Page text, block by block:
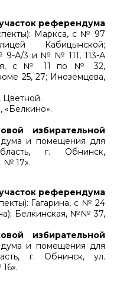
референдума
Маркса, с № 97
Кабицынской;
9-А/3 и № № 111, 113-А
с № 11 по № 32,
25, 27; Иноземцева,
Цветной.
«Белкино».
избирательной
и помещения для
г. Обнинск,
№ 17».
референдума
Гагарина, с № 24
Белкинская, №№ 37,
избирательной
и помещения для
г. Обнинск, ул.